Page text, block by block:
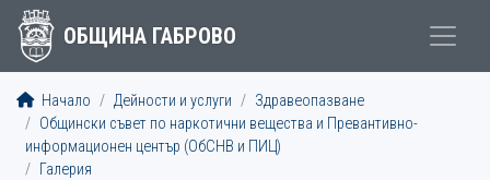
ОБЩИНА ГАБРОВО
Начало Дейности и услуги
Здравеопазване
Общински съвет по наркотични вещества и Превантивно-
информационен център (ОбСНВ и ПИЦ)
Галерия